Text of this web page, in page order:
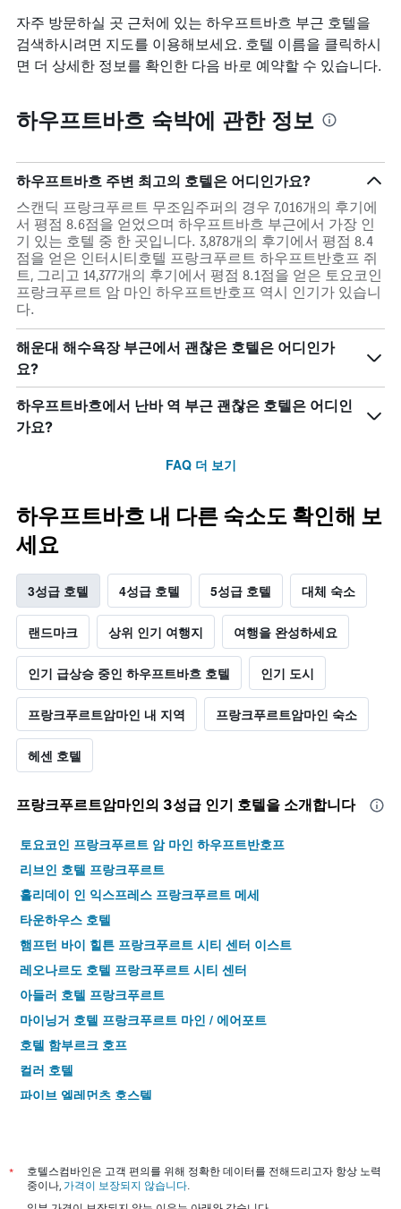
자주 방문하실 곳 근처에 있는 하우프트바흐 부근 호텔을
검색하시려면 지도를 이용해보세요. 호텔 이름을 클릭하시
면 더 상세한 정보를 확인한 다음 바로 예약할 수 있습니다.
하우프트바흐 숙박에 관한 정보
하우프트바흐 주변 최고의 호텔은 어디인가요?
스캔딕 프랑크푸르트 무조임주퍼의 경우 7,016개의 후기에
서 평점 8.6점을 얻었으며 하우프트바흐 부근에서 가장 인
기 있는 호텔 중 한 곳입니다. 3,878개의 후기에서 평점 8.4
점을 얻은 인터시티호텔 프랑크푸르트 하우프트반호프 쥐
트, 그리고 14,377개의 후기에서 평점 8.1점을 얻은 토요코인
프랑크푸르트 암 마인 하우프트반호프 역시 인기가 있습니
다.
해운대 해수욕장 부근에서 괜찮은 호텔은 어디인가
요?
하우프트바흐에서 난바 역 부근 괜찮은 호텔은 어디인
가요?
FAQ 더 보기
하우프트바흐 내 다른 숙소도 확인해 보
세요
3성급 호텔 4성급 호텔 5성급 호텔 대체 숙소
랜드마크 상위 인기 여행지 여행을 완성하세요
인기 급상승 중인 하우프트바흐 호텔 인기 도시
프랑크푸르트암마인 내 지역 프랑크푸르트암마인 숙소
헤센 호텔
프랑크푸르트암마인​의 3​성급 인기 호텔을 소개합니다
토요코인 프랑크푸르트 암 마인 하우프트반호프
리브인 호텔 프랑크푸르트
홀리데이 인 익스프레스 프랑크푸르트 메세
타운하우스 호텔
햄프턴 바이 힐튼 프랑크푸르트 시티 센터 이스트
레오나르도 호텔 프랑크푸르트 시티 센터
아들러 호텔 프랑크푸르트
마이닝거 호텔 프랑크푸르트 마인 / 에어포트
호텔 함부르크 호프
컬러 호텔
파이브 엘레먼츠 호스텔
햄프턴 바이 힐튼 프랑크푸르트 시티 센터
목시 프랑크푸르트 시티 센터
*
호텔스컴바인은 고객 편의를 위해 정확한 데이터를 전해드리고자 항상 노력
중이나, 가격이 보장되지 않습니다.